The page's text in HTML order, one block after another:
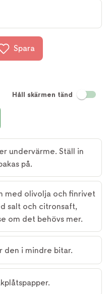
Spara
Håll skärmen tänd
undervärme. Ställ in
på.
med olivolja och finrivet
salt och citronsaft,
om det behövs mer.
den i mindre bitar.